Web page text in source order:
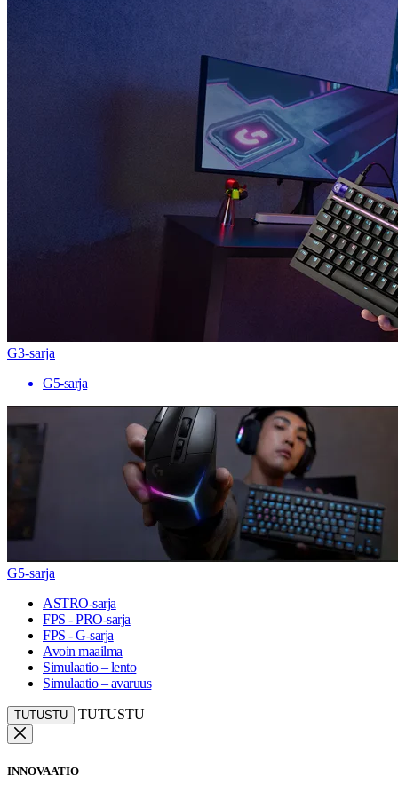
G3-sarja
G5-sarja
G5-sarja
ASTRO-sarja
FPS - PRO-sarja
FPS - G-sarja
Avoin maailma
Simulaatio – lento
Simulaatio – avaruus
TUTUSTU TUTUSTU
INNOVAATIO